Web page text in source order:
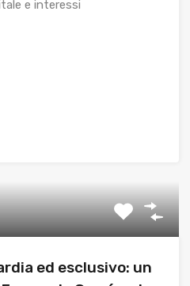
e interessi
ed esclusivo: un